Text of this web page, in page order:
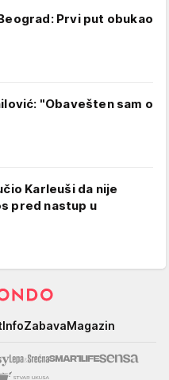
Prvi put obukao
"Obavešten sam o
Karleuši da nije
pred nastup u
InfoZabavaMagazin